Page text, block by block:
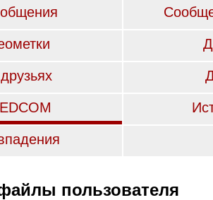
файлы пользователя